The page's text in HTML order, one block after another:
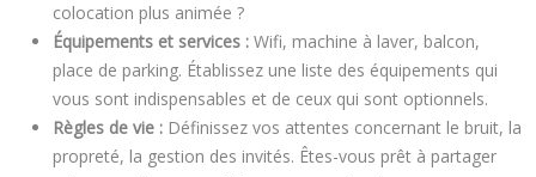
colocation plus animée ?
Équipements et services : Wifi, machine à laver, balcon,
place de parking. Établissez une liste des équipements qui
vous sont indispensables et de ceux qui sont optionnels.
Règles de vie : Définissez vos attentes concernant le bruit, la
propreté, la gestion des invités. Êtes-vous prêt à partager